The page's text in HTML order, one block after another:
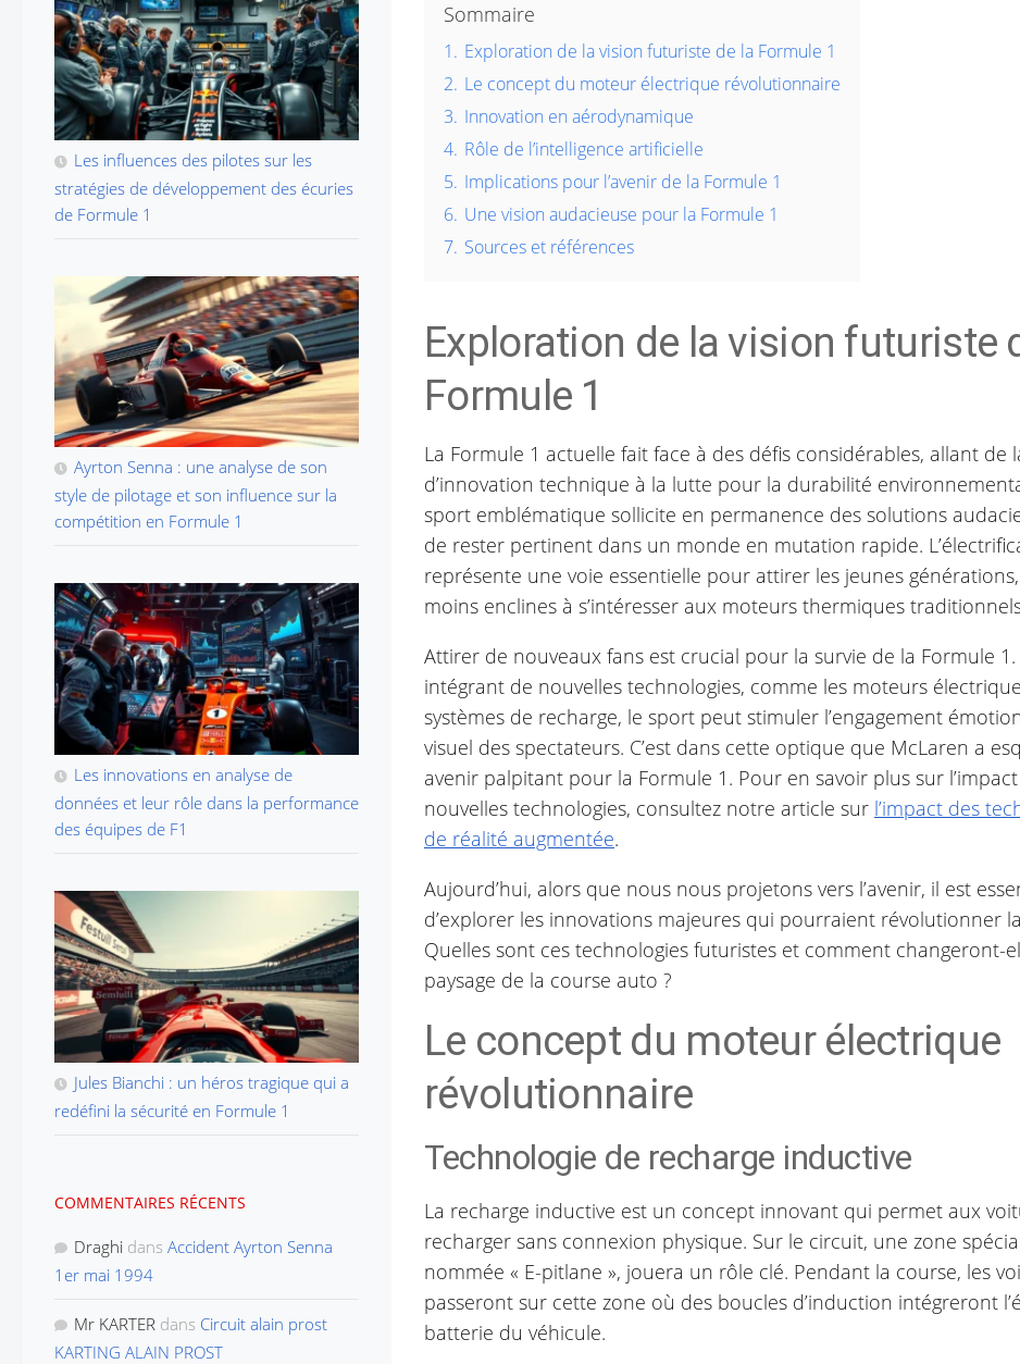
Sommaire
1. Exploration de la vision futuriste de la Formule 1
2. Le concept du moteur électrique révolutionnaire
3. Innovation en aérodynamique
4. Rôle de l’intelligence artificielle
5. Implications pour l’avenir de la Formule 1
6. Une vision audacieuse pour la Formule 1
7. Sources et références
Exploration de la vision futuriste
Formule 1
La Formule 1 actuelle fait face à des défis considérables, allant de
d’innovation technique à la lutte pour la durabilité
sport emblématique sollicite en permanence des solutions
de rester pertinent dans un monde en mutation rapide.
représente une voie essentielle pour attirer les jeunes
moins enclines à s’intéresser aux moteurs thermiques
Attirer de nouveaux fans est crucial pour la survie de la Formule 1.
intégrant de nouvelles technologies, comme les moteurs
systèmes de recharge, le sport peut stimuler l’engagement
visuel des spectateurs. C’est dans cette optique que McLaren a
avenir palpitant pour la Formule 1. Pour en savoir plus sur
nouvelles technologies, consultez notre article sur l’impact des
de réalité augmentée.
Aujourd’hui, alors que nous nous projetons vers l’avenir, il est
d’explorer les innovations majeures qui pourraient révolutionner
Quelles sont ces technologies futuristes et comment changeront-
paysage de la course auto ?
Le concept du moteur électrique
révolutionnaire
Technologie de recharge inductive
La recharge inductive est un concept innovant qui permet aux
recharger sans connexion physique. Sur le circuit, une zone
nommée « E-pitlane », jouera un rôle clé. Pendant la course, les
passeront sur cette zone où des boucles d’induction intégreront
batterie du véhicule.
Les influences des pilotes sur les
stratégies de développement des écuries
de Formule 1
Ayrton Senna : une analyse de son
style de pilotage et son influence sur la
compétition en Formule 1
Les innovations en analyse de
données et leur rôle dans la performance
des équipes de F1
Jules Bianchi : un héros tragique qui a
redéfini la sécurité en Formule 1
COMMENTAIRES RÉCENTS
Draghi dans Accident Ayrton Senna
1er mai 1994
Mr KARTER dans Circuit alain prost
KARTING ALAIN PROST